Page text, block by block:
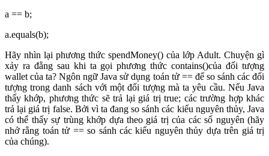
a == b;
a.equals(b);
Hãy nhìn lại phương thức spendMoney() của lớp Adult. Chuyện gì
xảy ra đằng sau khi ta gọi phương thức contains()của đối tượng
wallet của ta? Ngôn ngữ Java sử dụng toán tử == để so sánh các đối
tượng trong danh sách với một đối tượng mà ta yêu cầu. Nếu Java
thấy khớp, phương thức sẽ trả lại giá trị true; các trường hợp khác
trả lại giá trị false. Bởi vì ta đang so sánh các kiểu nguyên thủy, Java
có thể thấy sự trùng khớp dựa theo giá trị của các số nguyên (hãy
nhớ rằng toán tử == so sánh các kiểu nguyên thủy dựa trên giá trị
của chúng).